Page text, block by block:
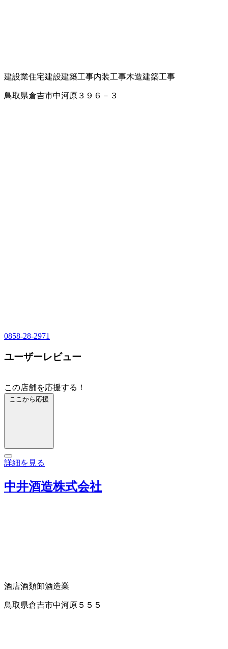
建設業住宅建設建築工事内装工事木造建築工事
鳥取県倉吉市中河原３９６－３
0858-28-2971
ユーザーレビュー
この店舗を応援する！
ここから応援
詳細を見る
中井酒造株式会社
酒店酒類卸酒造業
鳥取県倉吉市中河原５５５